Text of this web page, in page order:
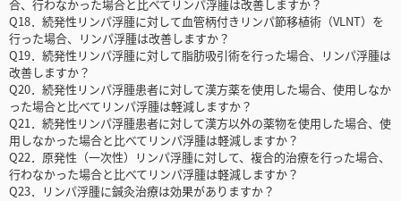
合、行わなかった場合と比べてリンパ浮腫は改善しますか？
Q18．続発性リンパ浮腫に対して血管柄付きリンパ節移植術（VLNT）を
行った場合、リンパ浮腫は改善しますか？
Q19．続発性リンパ浮腫に対して脂肪吸引術を行った場合、リンパ浮腫は
改善しますか？
Q20．続発性リンパ浮腫患者に対して漢方薬を使用した場合、使用しなか
った場合と比べてリンパ浮腫は軽減しますか？
Q21．続発性リンパ浮腫患者に対して漢方以外の薬物を使用した場合、使
用しなかった場合と比べてリンパ浮腫は軽減しますか？
Q22．原発性（一次性）リンパ浮腫に対して、複合的治療を行った場合、
行わなかった場合と比べてリンパ浮腫は軽減しますか？
Q23．リンパ浮腫に鍼灸治療は効果がありますか？